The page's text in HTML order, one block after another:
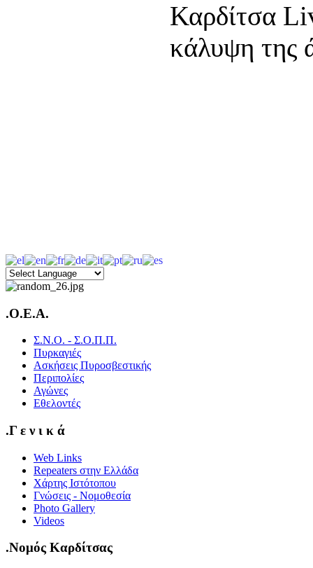
Καρδίτσα
κάλυψη της
.O.E.A.
Σ.Ν.Ο. - Σ.Ο.Π.Π.
Πυρκαγιές
Ασκήσεις Πυροσβεστικής
Περιπολίες
Αγώνες
Εθελοντές
.Γ ε ν ι κ ά
Web Links
Repeaters στην Ελλάδα
Χάρτης Ιστότοπου
Γνώσεις - Νομοθεσία
Photo Gallery
Videos
.Νομός Καρδίτσας